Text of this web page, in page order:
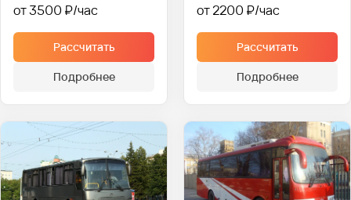
от 3500 ₽
Рассчитать
Подробнее
от 2200 ₽
Рассчитать
Подробнее